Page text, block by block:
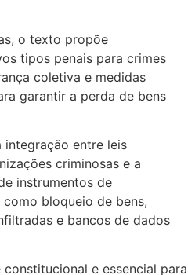
o texto propõe
tipos penais para crimes
coletiva e medidas
garantir a perda de bens
integração entre leis
criminosas e a
instrumentos de
bloqueio de bens,
e bancos de dados
e essencial para